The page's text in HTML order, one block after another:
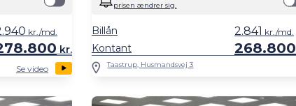
kr.
kr./md.
Se video
prisen ændrer sig.
Kontant 268.800
Billån 2.841 kr./md.
Taastrup, Husmandsvej 3